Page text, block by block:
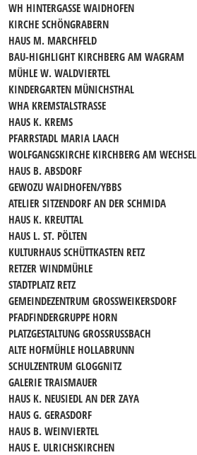
WH HINTERGASSE WAIDHOFEN
KIRCHE SCHÖNGRABERN
HAUS M. MARCHFELD
BAU-HIGHLIGHT KIRCHBERG AM WAGRAM
MÜHLE W. WALDVIERTEL
KINDERGARTEN MÜNICHSTHAL
WHA KREMSTALSTRASSE
HAUS K. KREMS
PFARRSTADL MARIA LAACH
WOLFGANGSKIRCHE KIRCHBERG AM WECHSEL
HAUS B. ABSDORF
GEWOZU WAIDHOFEN/YBBS
ATELIER SITZENDORF AN DER SCHMIDA
HAUS K. KREUTTAL
HAUS L. ST. PÖLTEN
KULTURHAUS SCHÜTTKASTEN RETZ
RETZER WINDMÜHLE
STADTPLATZ RETZ
GEMEINDEZENTRUM GROSSWEIKERSDORF
PFADFINDERGRUPPE HORN
PLATZGESTALTUNG GROSSRUSSBACH
ALTE HOFMÜHLE HOLLABRUNN
SCHULZENTRUM GLOGGNITZ
GALERIE TRAISMAUER
HAUS K. NEUSIEDL AN DER ZAYA
HAUS G. GERASDORF
HAUS B. WEINVIERTEL
HAUS E. ULRICHSKIRCHEN